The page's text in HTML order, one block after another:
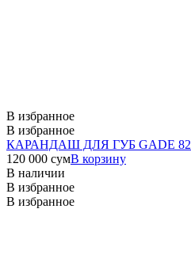
В избранное
В избранное
КАРАНДАШ ДЛЯ ГУБ GADE 82
120 000 сумВ корзину
В наличии
В избранное
В избранное